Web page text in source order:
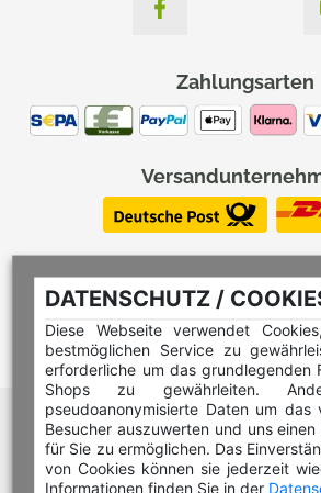
DATENSCHUTZ /
Diese Webseite verwendet
bestmöglichen Service zu
erforderliche um das grundlegenden
Shops zu gewährleiten.
pseudoanonymisierte Daten um das
Besucher auszuwerten und uns
für Sie zu ermöglichen. Das
von Cookies können sie jederzeit
Informationen finden Sie in der
Zahlungsarten
Hilfe Editor
Hilfe
Hilfe Rundstempel